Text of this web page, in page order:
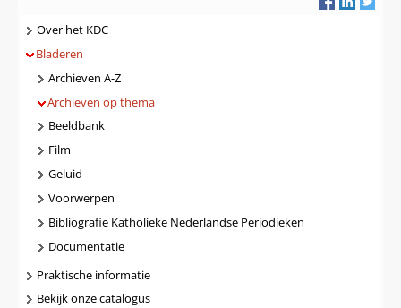
Navigatie
Over het KDC
Bladeren
Archieven A-Z
Archieven op thema
Beeldbank
Film
Geluid
Voorwerpen
Bibliografie Katholieke Nederlandse Periodieken
Documentatie
Praktische informatie
Bekijk onze catalogus